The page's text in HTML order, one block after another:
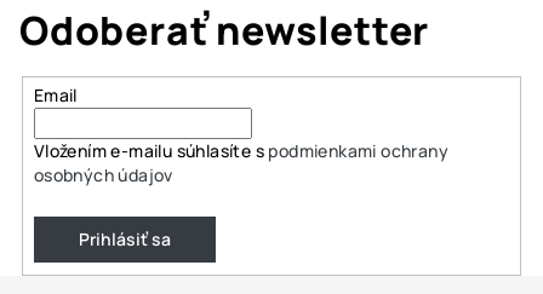
Odoberať newsletter
Email
Vložením e-mailu súhlasíte s podmienkami ochrany
osobných údajov
Prihlásiť sa